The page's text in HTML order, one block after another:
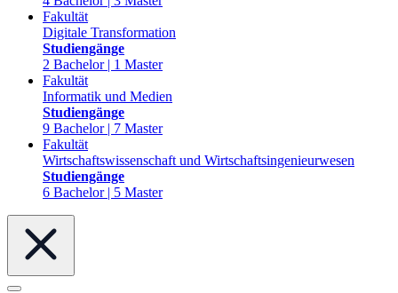
Fakultät
Digitale Transformation
Studiengänge
2 Bachelor | 1 Master
Fakultät
Informatik und Medien
Studiengänge
9 Bachelor | 7 Master
Fakultät
Wirtschaftswissenschaft und Wirtschaftsingenieurwesen
Studiengänge
6 Bachelor | 5 Master